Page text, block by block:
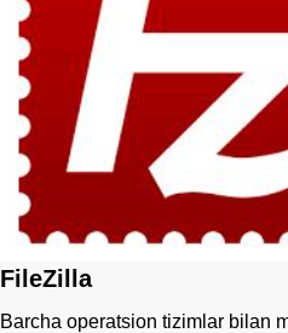
FileZilla
Barcha operatsion tizimlar bilan